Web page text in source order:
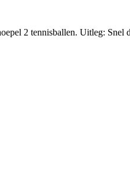
2 tennisballen. Uitleg: